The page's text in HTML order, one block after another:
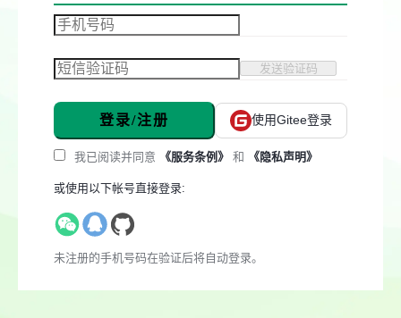
发送验证码
登录/注册 使用Gitee登录
我已阅读并同意 《服务条例》 和 《隐私声明》
或使用以下帐号直接登录:
未注册的手机号码在验证后将自动登录。